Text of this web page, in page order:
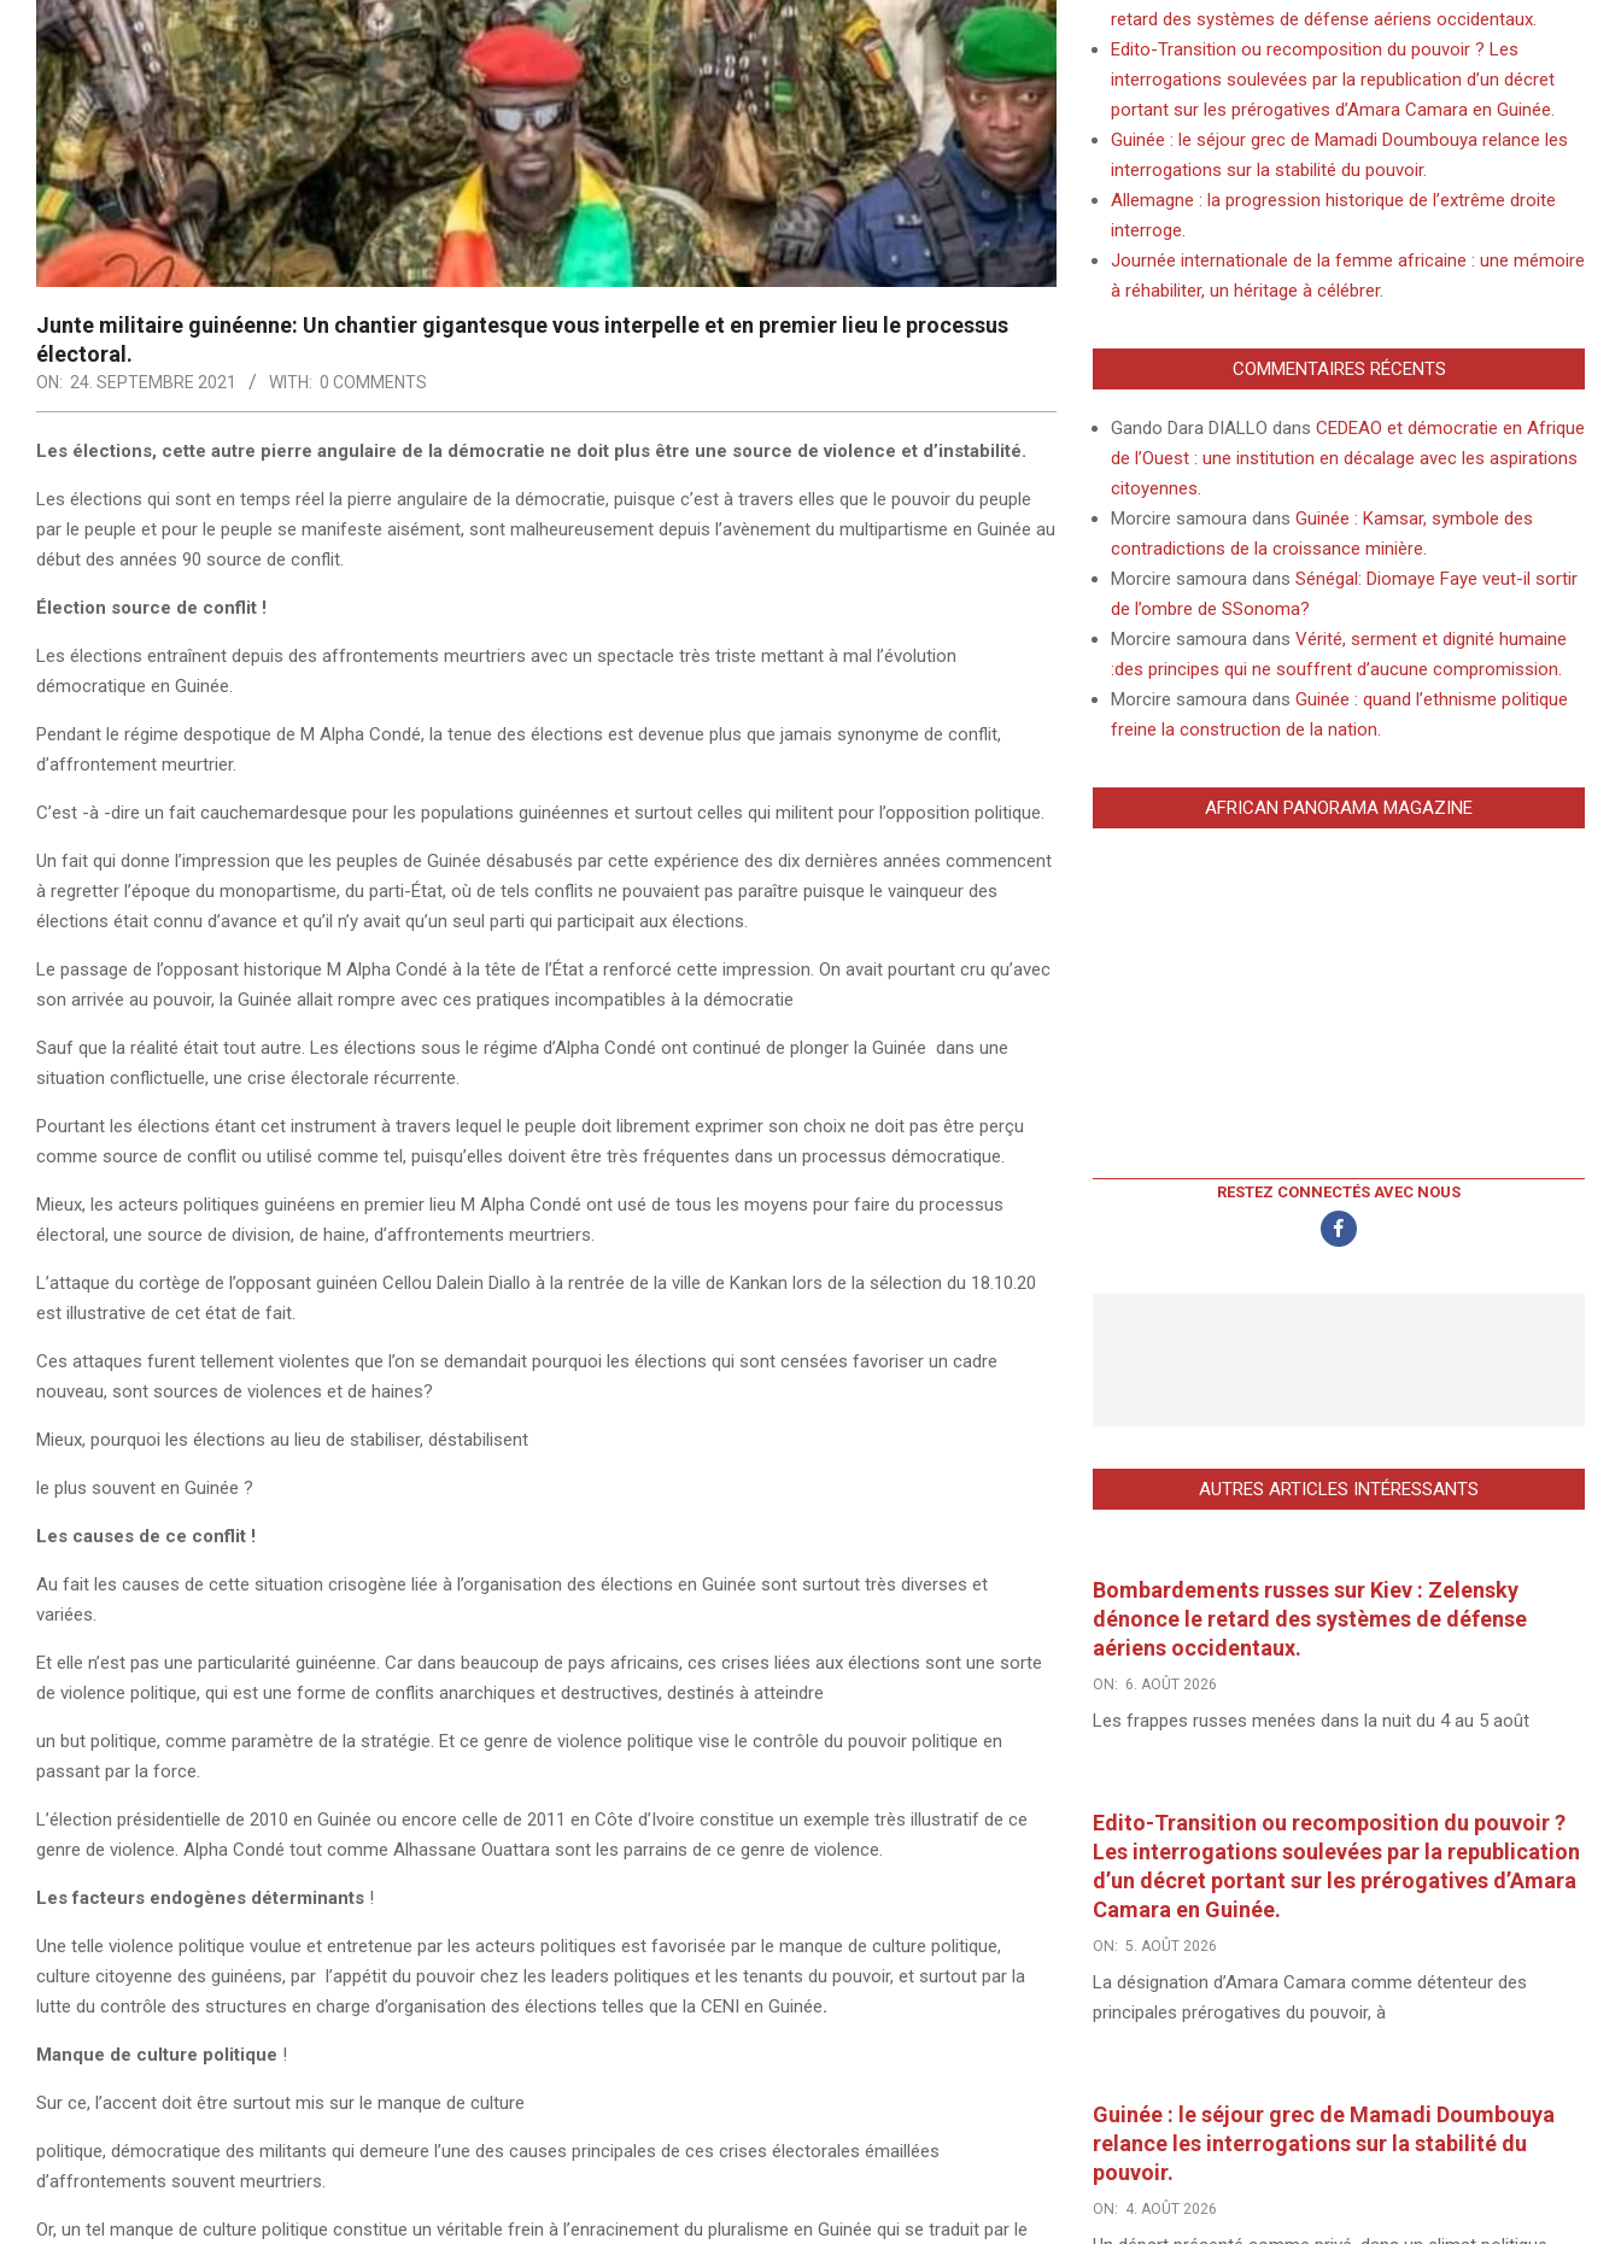
Junte militaire guinéenne: Un chantier gigantesque vous interpelle et en premier lieu le processus
électoral.
ON: 24. SEPTEMBRE 2021 WITH: 0 COMMENTS
Les élections, cette autre pierre angulaire de la démocratie ne doit plus être une source de violence et d’instabilité.
Les élections qui sont en temps réel la pierre angulaire de la démocratie, puisque c’est à travers elles que le pouvoir du peuple
par le peuple et pour le peuple se manifeste aisément, sont malheureusement depuis l’avènement du multipartisme en Guinée au
début des années 90 source de conflit.
Élection source de conflit !
Les élections entraînent depuis des affrontements meurtriers avec un spectacle très triste mettant à mal l’évolution
démocratique en Guinée.
Pendant le régime despotique de M Alpha Condé, la tenue des élections est devenue plus que jamais synonyme de conflit,
d’affrontement meurtrier.
C’est -à -dire un fait cauchemardesque pour les populations guinéennes et surtout celles qui militent pour l’opposition politique.
Un fait qui donne l’impression que les peuples de Guinée désabusés par cette expérience des dix dernières années commencent
à regretter l’époque du monopartisme, du parti-État, où de tels conflits ne pouvaient pas paraître puisque le vainqueur des
élections était connu d’avance et qu’il n’y avait qu’un seul parti qui participait aux élections.
Le passage de l’opposant historique M Alpha Condé à la tête de l’État a renforcé cette impression. On avait pourtant cru qu’avec
son arrivée au pouvoir, la Guinée allait rompre avec ces pratiques incompatibles à la démocratie
Sauf que la réalité était tout autre. Les élections sous le régime d’Alpha Condé ont continué de plonger la Guinée dans une
situation conflictuelle, une crise électorale récurrente.
Pourtant les élections étant cet instrument à travers lequel le peuple doit librement exprimer son choix ne doit pas être perçu
comme source de conflit ou utilisé comme tel, puisqu’elles doivent être très fréquentes dans un processus démocratique.
Mieux, les acteurs politiques guinéens en premier lieu M Alpha Condé ont usé de tous les moyens pour faire du processus
électoral, une source de division, de haine, d’affrontements meurtriers.
L’attaque du cortège de l’opposant guinéen Cellou Dalein Diallo à la rentrée de la ville de Kankan lors de la sélection du 18.10.20
est illustrative de cet état de fait.
Ces attaques furent tellement violentes que l’on se demandait pourquoi les élections qui sont censées favoriser un cadre
nouveau, sont sources de violences et de haines?
Mieux, pourquoi les élections au lieu de stabiliser, déstabilisent
le plus souvent en Guinée ?
Les causes de ce conflit !
Au fait les causes de cette situation crisogène liée à l’organisation des élections en Guinée sont surtout très diverses et
variées.
Et elle n’est pas une particularité guinéenne. Car dans beaucoup de pays africains, ces crises liées aux élections sont une sorte
de violence politique, qui est une forme de conflits anarchiques et destructives, destinés à atteindre
un but politique, comme paramètre de la stratégie. Et ce genre de violence politique vise le contrôle du pouvoir politique en
passant par la force.
L’élection présidentielle de 2010 en Guinée ou encore celle de 2011 en Côte d’Ivoire constitue un exemple très illustratif de ce
genre de violence. Alpha Condé tout comme Alhassane Ouattara sont les parrains de ce genre de violence.
Les facteurs endogènes déterminants !
Une telle violence politique voulue et entretenue par les acteurs politiques est favorisée par le manque de culture politique,
culture citoyenne des guinéens, par l’appétit du pouvoir chez les leaders politiques et les tenants du pouvoir, et surtout par la
lutte du contrôle des structures en charge d’organisation des élections telles que la CENI en Guinée.
Manque de culture politique !
Sur ce, l’accent doit être surtout mis sur le manque de culture
politique, démocratique des militants qui demeure l’une des causes principales de ces crises électorales émaillées
d’affrontements souvent meurtriers.
Or, un tel manque de culture politique constitue un véritable frein à l’enracinement du pluralisme en Guinée qui se traduit par le
retard des systèmes de défense aériens occidentaux.
Edito-Transition ou recomposition du pouvoir ? Les
interrogations soulevées par la republication d’un décret
portant sur les prérogatives d’Amara Camara en Guinée.
Guinée : le séjour grec de Mamadi Doumbouya relance les
interrogations sur la stabilité du pouvoir.
Allemagne : la progression historique de l’extrême droite
interroge.
Journée internationale de la femme africaine : une mémoire
à réhabiliter, un héritage à célébrer.
COMMENTAIRES RÉCENTS
Gando Dara DIALLO dans CEDEAO et démocratie en Afrique
de l’Ouest : une institution en décalage avec les aspirations
citoyennes.
Morcire samoura dans Guinée : Kamsar, symbole des
contradictions de la croissance minière.
Morcire samoura dans Sénégal: Diomaye Faye veut-il sortir
de l’ombre de SSonoma?
Morcire samoura dans Vérité, serment et dignité humaine
:des principes qui ne souffrent d’aucune compromission.
Morcire samoura dans Guinée : quand l’ethnisme politique
freine la construction de la nation.
AFRICAN PANORAMA MAGAZINE
RESTEZ CONNECTÉS AVEC NOUS
AUTRES ARTICLES INTÉRESSANTS
Bombardements russes sur Kiev : Zelensky
dénonce le retard des systèmes de défense
aériens occidentaux.
ON: 6. AOÛT 2026
Les frappes russes menées dans la nuit du 4 au 5 août
Edito-Transition ou recomposition du pouvoir ?
Les interrogations soulevées par la republication
d’un décret portant sur les prérogatives d’Amara
Camara en Guinée.
ON: 5. AOÛT 2026
La désignation d’Amara Camara comme détenteur des
principales prérogatives du pouvoir, à
Guinée : le séjour grec de Mamadi Doumbouya
relance les interrogations sur la stabilité du
pouvoir.
ON: 4. AOÛT 2026